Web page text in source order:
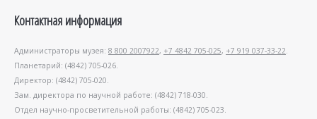
Контактная информация
Администраторы музея: 8 800 2007922, +7 4842 705-025, +7 919 037-33-22.
Планетарий: (4842) 705-026.
Директор: (4842) 705-020.
Зам. директора по научной работе: (4842) 718-030.
Отдел научно-просветительной работы: (4842) 705-023.